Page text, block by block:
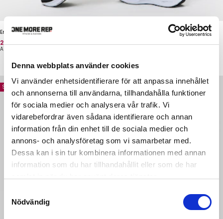
Denna webbplats använder cookies
Vi använder enhetsidentifierare för att anpassa innehållet
och annonserna till användarna, tillhandahålla funktioner
för sociala medier och analysera vår trafik. Vi
vidarebefordrar även sådana identifierare och annan
information från din enhet till de sociala medier och
annons- och analysföretag som vi samarbetar med.
Dessa kan i sin tur kombinera informationen med annan
information som du har tillhandahållit eller som de har
Nödvändig
Enigma Scrunch Tights
Pris
209 krOprindelig pris
339 kr
ALERA
Spar -75%